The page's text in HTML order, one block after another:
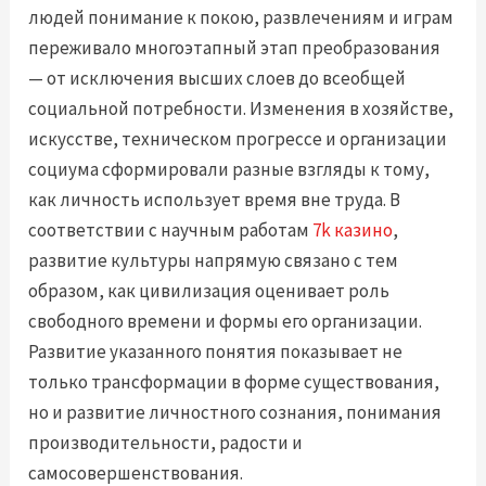
людей понимание к покою, развлечениям и играм
переживало многоэтапный этап преобразования
— от исключения высших слоев до всеобщей
социальной потребности. Изменения в хозяйстве,
искусстве, техническом прогрессе и организации
социума сформировали разные взгляды к тому,
как личность использует время вне труда. В
соответствии с научным работам 7k казино,
развитие культуры напрямую связано с тем
образом, как цивилизация оценивает роль
свободного времени и формы его организации.
Развитие указанного понятия показывает не
только трансформации в форме существования,
но и развитие личностного сознания, понимания
производительности, радости и
самосовершенствования.